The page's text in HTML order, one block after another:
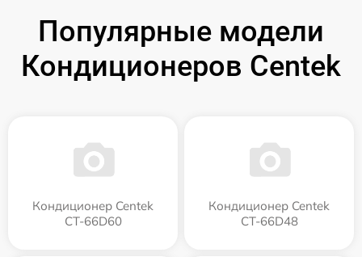
Популярные модели
Кондиционеров Centek
Кондиционер Centek
CT-66D60
Кондиционер Centek
CT-66D48